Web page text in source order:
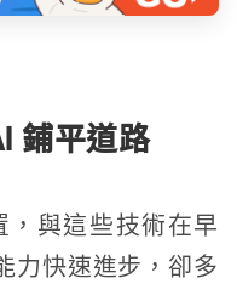
鋪平道路
與這些技術在早
力快速進步，卻多